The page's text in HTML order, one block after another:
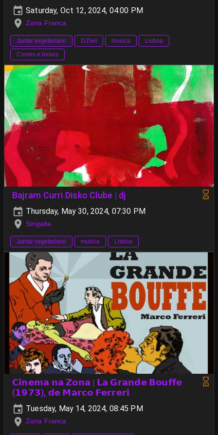
Saturday, Oct 12, 2024, 04:00 PM
Zona Franca
Jantar vegetariano DJSet musica
Lisboa
Comes e bebes
Bajram Curri Disko Clube | dj
Thursday, May 30, 2024, 07:30 PM
Sirigaita
Jantar vegetariano musica Lisboa
𝗖𝗶𝗻𝗲𝗺𝗮 𝗻𝗮 𝗭𝗼𝗻𝗮 | 𝗟𝗮 𝗚𝗿𝗮𝗻𝗱𝗲 𝗕𝗼𝘂𝗳𝗳𝗲
(𝟭𝟵𝟳𝟯), 𝗱𝗲 𝗠𝗮𝗿𝗰𝗼 𝗙𝗲𝗿𝗿𝗲𝗿𝗶
Tuesday, May 14, 2024, 08:45 PM
Zona Franca